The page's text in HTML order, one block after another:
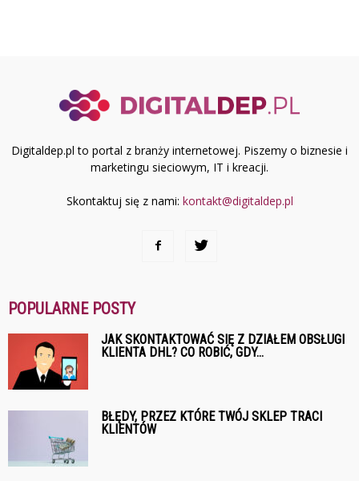
Digitaldep.pl to portal z branży internetowej. Piszemy o biznesie i
marketingu sieciowym, IT i kreacji.
Skontaktuj się z nami: kontakt@digitaldep.pl
POPULARNE POSTY
JAK SKONTAKTOWAĆ SIĘ Z DZIAŁEM OBSŁUGI
KLIENTA DHL? CO ROBIĆ, GDY...
BŁĘDY, PRZEZ KTÓRE TWÓJ SKLEP TRACI
KLIENTÓW